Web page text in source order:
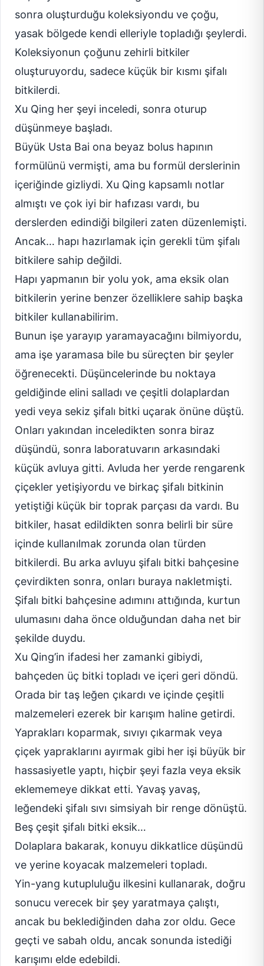
sonra oluşturduğu koleksiyondu ve çoğu,
yasak bölgede kendi elleriyle topladığı şeylerdi.
Koleksiyonun çoğunu zehirli bitkiler
oluşturuyordu, sadece küçük bir kısmı şifalı
bitkilerdi.
Xu Qing her şeyi inceledi, sonra oturup
düşünmeye başladı.
Büyük Usta Bai ona beyaz bolus hapının
formülünü vermişti, ama bu formül derslerinin
içeriğinde gizliydi. Xu Qing kapsamlı notlar
almıştı ve çok iyi bir hafızası vardı, bu
derslerden edindiği bilgileri zaten düzenlemişti.
Ancak… hapı hazırlamak için gerekli tüm şifalı
bitkilere sahip değildi.
Hapı yapmanın bir yolu yok, ama eksik olan
bitkilerin yerine benzer özelliklere sahip başka
bitkiler kullanabilirim.
Bunun işe yarayıp yaramayacağını bilmiyordu,
ama işe yaramasa bile bu süreçten bir şeyler
öğrenecekti. Düşüncelerinde bu noktaya
geldiğinde elini salladı ve çeşitli dolaplardan
yedi veya sekiz şifalı bitki uçarak önüne düştü.
Onları yakından inceledikten sonra biraz
düşündü, sonra laboratuvarın arkasındaki
küçük avluya gitti. Avluda her yerde rengarenk
çiçekler yetişiyordu ve birkaç şifalı bitkinin
yetiştiği küçük bir toprak parçası da vardı. Bu
bitkiler, hasat edildikten sonra belirli bir süre
içinde kullanılmak zorunda olan türden
bitkilerdi. Bu arka avluyu şifalı bitki bahçesine
çevirdikten sonra, onları buraya nakletmişti.
Şifalı bitki bahçesine adımını attığında, kurtun
ulumasını daha önce olduğundan daha net bir
şekilde duydu.
Xu Qing’in ifadesi her zamanki gibiydi,
bahçeden üç bitki topladı ve içeri geri döndü.
Orada bir taş leğen çıkardı ve içinde çeşitli
malzemeleri ezerek bir karışım haline getirdi.
Yaprakları koparmak, sıvıyı çıkarmak veya
çiçek yapraklarını ayırmak gibi her işi büyük bir
hassasiyetle yaptı, hiçbir şeyi fazla veya eksik
eklememeye dikkat etti. Yavaş yavaş,
leğendeki şifalı sıvı simsiyah bir renge dönüştü.
Beş çeşit şifalı bitki eksik…
Dolaplara bakarak, konuyu dikkatlice düşündü
ve yerine koyacak malzemeleri topladı.
Yin-yang kutupluluğu ilkesini kullanarak, doğru
sonucu verecek bir şey yaratmaya çalıştı,
ancak bu beklediğinden daha zor oldu. Gece
geçti ve sabah oldu, ancak sonunda istediği
karışımı elde edebildi.